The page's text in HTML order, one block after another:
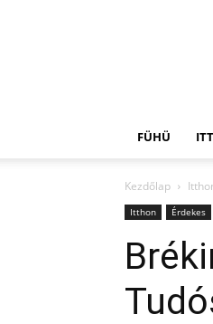
FÜHÜ
Kezdőlap
Itthon Érdekes